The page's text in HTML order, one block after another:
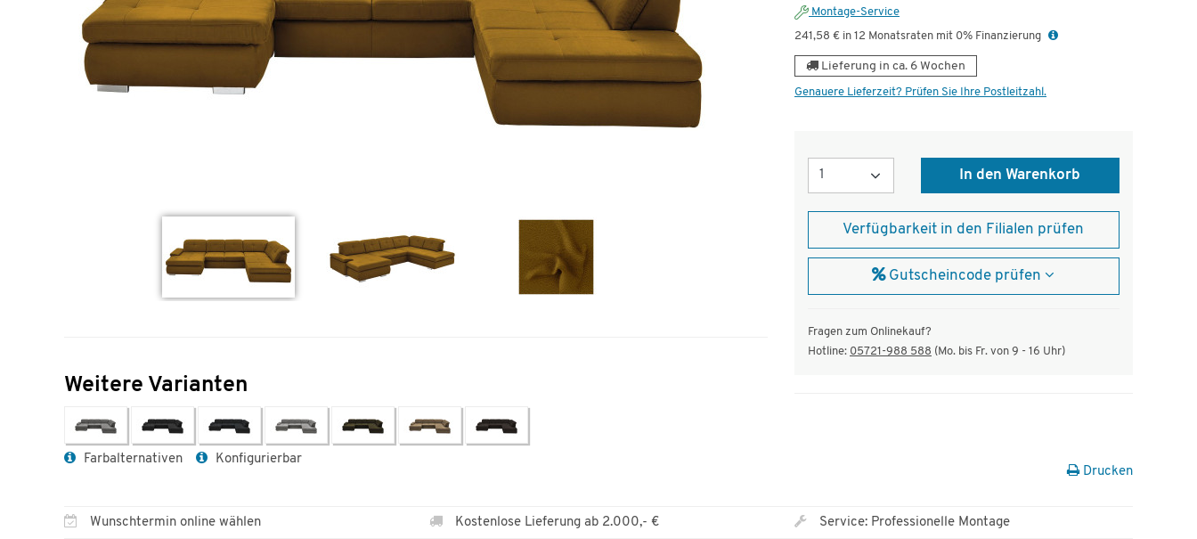
Weitere Varianten
Farbalternativen Konfigurierbar
Montage-Service
241,58 € in 12 Monatsraten mit 0% Finanzierung
Lieferung in ca. 6 Wochen
Genauere Lieferzeit? Prüfen Sie Ihre Postleitzahl.
Menge
In den Warenkorb
Verfügbarkeit in den Filialen prüfen
Gutscheincode prüfen
Fragen zum Onlinekauf?
Hotline: 05721-988 588 (Mo. bis Fr. von 9 - 16 Uhr)
Drucken
Wunschtermin online wählen Kostenlose Lieferung ab 2.000,- € Service: Professionelle Montage